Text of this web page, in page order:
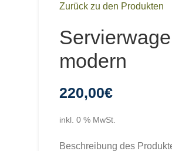
Zurück zu den Produkten
modern
220,00€
inkl. 0 % MwSt.
Beschreibung des